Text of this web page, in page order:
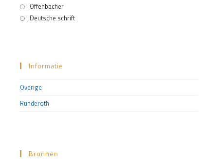
Offenbacher
Deutsche schrift
Informatie
Overige
Ründeroth
Bronnen